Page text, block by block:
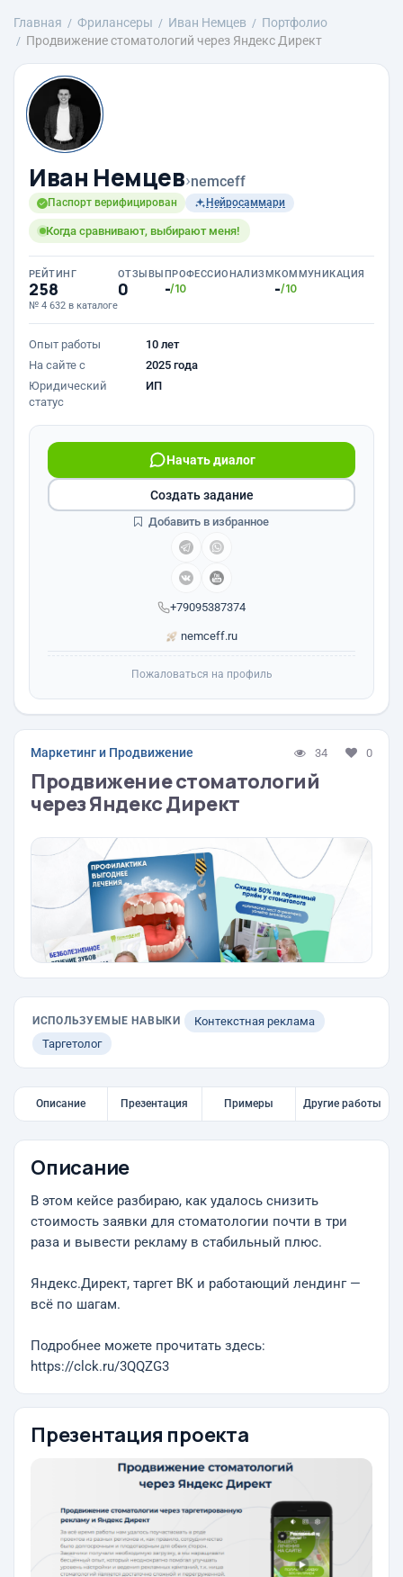
Главная Фрилансеры Иван Немцев
Портфолио
Продвижение стоматологий через Яндекс Директ
Иван Немцев›nemceff
Паспорт верифицирован Нейросаммари
Когда сравнивают, выбирают меня!
РЕЙТИНГ
258
№ 4 632 в каталоге
ОТЗЫВЫ
0
ПРОФЕССИОНАЛИЗМ
-/10
КОММУНИКАЦИЯ
-/10
Опыт работы
10 лет
На сайте с
2025 года
Юридический
статус
ИП
+79095387374
Начать диалог
nemceff.ru
Создать задание
Добавить в избранное
Пожаловаться на профиль
Маркетинг и Продвижение 34 0
Продвижение стоматологий
через Яндекс Директ
ИСПОЛЬЗУЕМЫЕ НАВЫКИ
Контекстная реклама
Таргетолог
Описание Презентация Примеры Другие работы
Описание
В этом кейсе разбираю, как удалось снизить
стоимость заявки для стоматологии почти в три
раза и вывести рекламу в стабильный плюс.
Яндекс.Директ, таргет ВК и работающий лендинг —
всё по шагам.
Подробнее можете прочитать здесь:
https://clck.ru/3QQZG3
Презентация проекта